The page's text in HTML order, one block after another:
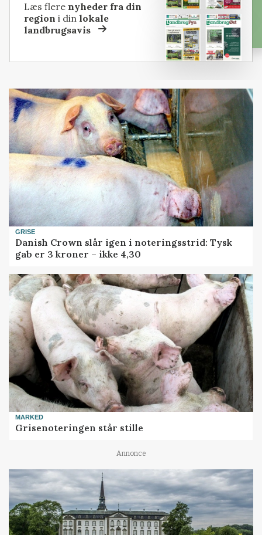
Læs flere nyheder fra din
region i dinlokale
landbrugsavis
GRISE
Danish Crown slår igen i noteringsstrid: Tysk
gab er 3 kroner – ikke 4,30
MARKED
Grisenoteringen står stille
Annonce